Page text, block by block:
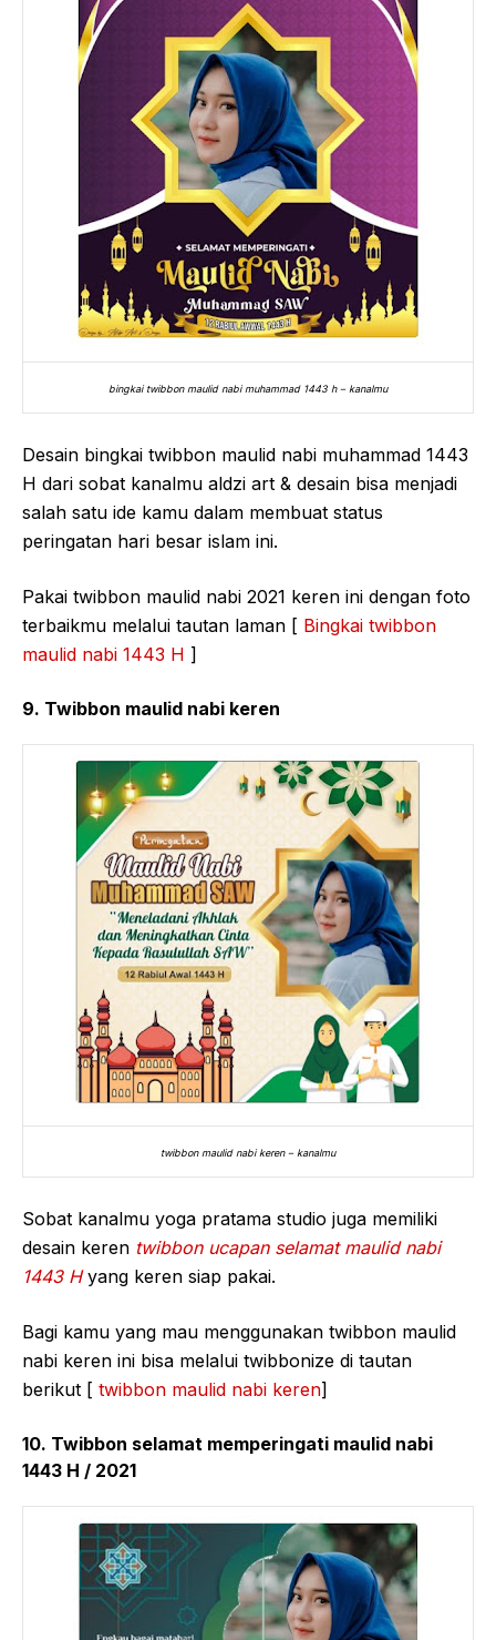
bingkai twibbon maulid nabi muhammad 1443 h – kanalmu
Desain bingkai twibbon maulid nabi muhammad 1443
H dari sobat kanalmu aldzi art & desain bisa menjadi
salah satu ide kamu dalam membuat status
peringatan hari besar islam ini.
Pakai twibbon maulid nabi 2021 keren ini dengan foto
terbaikmu melalui tautan laman [ Bingkai twibbon
maulid nabi 1443 H ]
9. Twibbon maulid nabi keren
twibbon maulid nabi keren – kanalmu
Sobat kanalmu yoga pratama studio juga memiliki
desain keren twibbon ucapan selamat maulid nabi
1443 Hyang keren siap pakai.
Bagi kamu yang mau menggunakan twibbon maulid
nabi keren ini bisa melalui twibbonize di tautan
berikut [ twibbon maulid nabi keren]
10. Twibbon selamat memperingati maulid nabi
1443 H / 2021